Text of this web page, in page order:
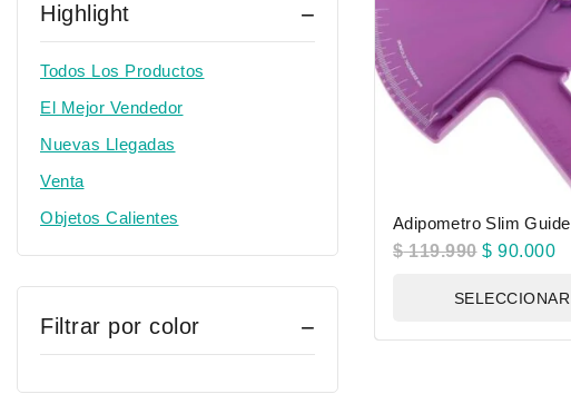
Adipometro Slim Guide
$119.990 $ 90.000
SELECCIONAR
Highlight
Todos Los Productos
El Mejor Vendedor
Nuevas Llegadas
Venta
Objetos Calientes
Filtrar por color